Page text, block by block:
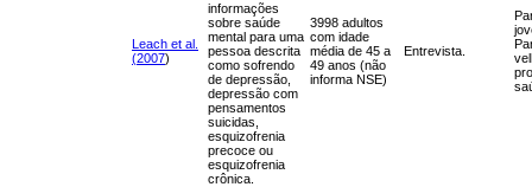
Leach et al.
(2007)
informações
sobre saúde
mental para uma
pessoa descrita
como sofrendo
de depressão,
depressão com
pensamentos
suicidas,
esquizofrenia
precoce ou
esquizofrenia
crônica.
3998 adultos
com idade
média de 45 a
49 anos (não
informa NSE)
Entrevista.